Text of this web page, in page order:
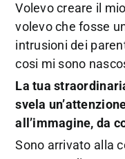
Volevo creare il
volevo che fosse
intrusioni dei
cosi mi sono
La tua
svela
all’immagine, da
Sono arrivato alla